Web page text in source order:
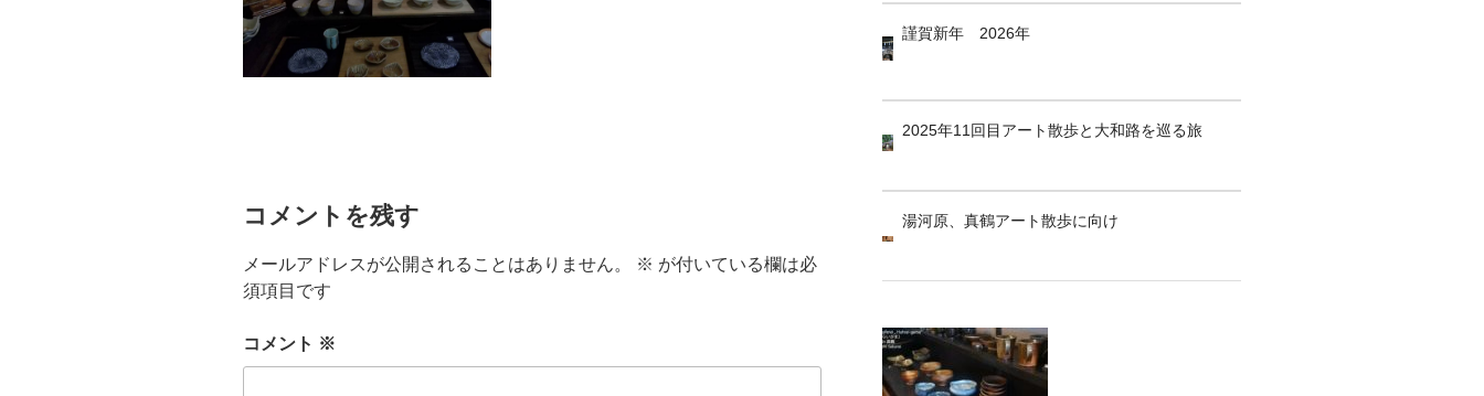
コメントを残す
メールアドレスが公開されることはありません。 ※ が付いている欄は必
須項目です
コメント ※
謹賀新年 2026年
2025年11回目アート散歩と大和路を巡る旅
湯河原、真鶴アート散歩に向け